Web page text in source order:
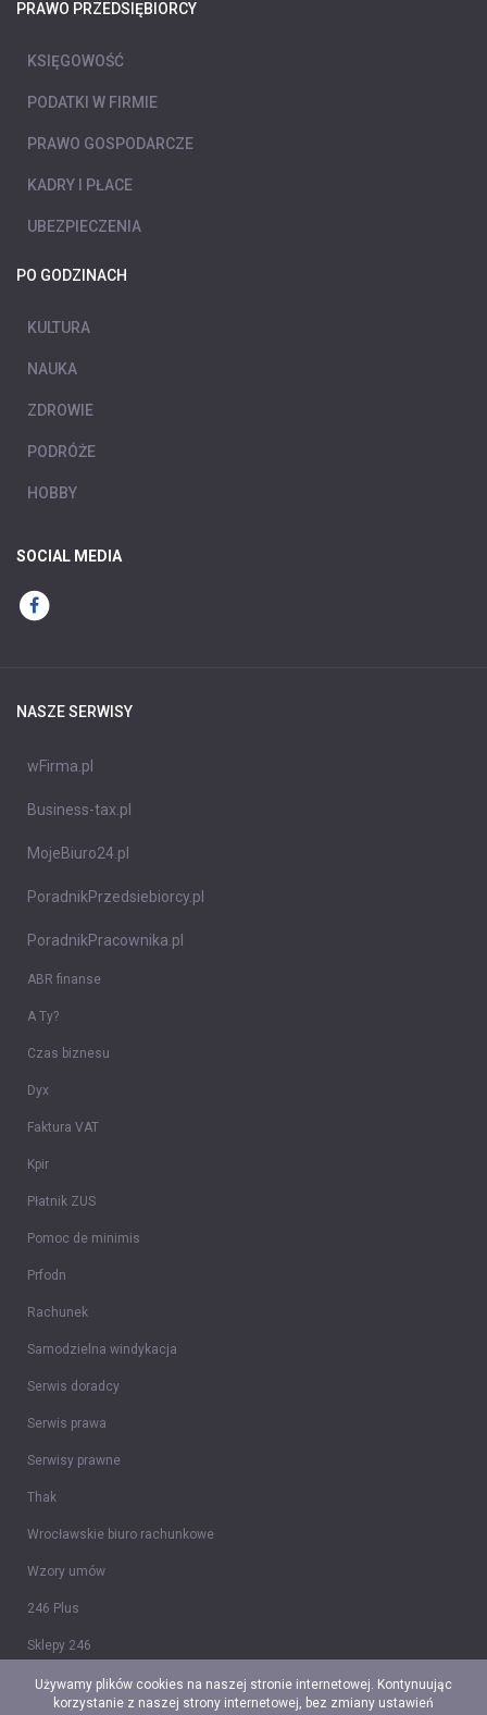
PRAWO PRZEDSIĘBIORCY
KSIĘGOWOŚĆ
PODATKI W FIRMIE
PRAWO GOSPODARCZE
KADRY I PŁACE
UBEZPIECZENIA
PO GODZINACH
KULTURA
NAUKA
ZDROWIE
PODRÓŻE
HOBBY
SOCIAL MEDIA
NASZE SERWISY
wFirma.pl
Business-tax.pl
MojeBiuro24.pl
PoradnikPrzedsiebiorcy.pl
PoradnikPracownika.pl
ABR finanse
A Ty?
Czas biznesu
Dyx
Faktura VAT
Kpir
Płatnik ZUS
Pomoc de minimis
Prfodn
Rachunek
Samodzielna windykacja
Serwis doradcy
Serwis prawa
Serwisy prawne
Thak
Wrocławskie biuro rachunkowe
Wzory umów
246 Plus
Sklepy 246
Tidy CRM
Używamy plików cookies na naszej stronie internetowej. Kontynuując
korzystanie z naszej strony internetowej, bez zmiany ustawień